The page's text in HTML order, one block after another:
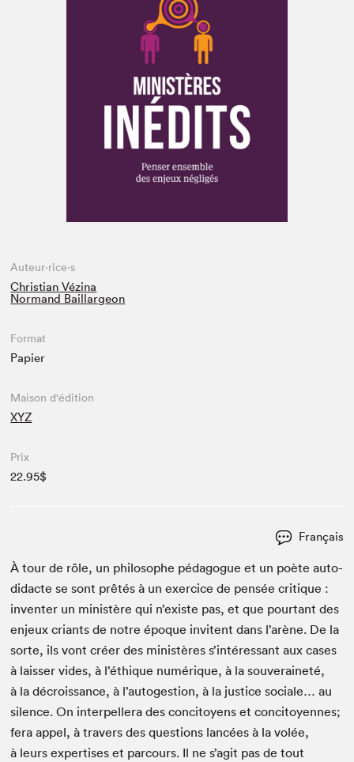
Auteur·rice·s
Christian Vézina
Normand Baillargeon
Format
Papier
Maison d'édition
XYZ
Prix
22.95$
Français
À tour de rôle, un philosophe péd­a­gogue et un poète auto­
di­dacte se sont prêtés à un exer­ci­ce de pen­sée cri­tique :
inven­ter un min­istère qui n’ex­iste pas, et que pour­tant des
enjeux cri­ants de notre époque invi­tent dans l’arène. De la
sorte, ils vont créer des min­istères s’in­téres­sant aux cas­es
à laiss­er vides, à l’éthique numérique, à la sou­veraineté,
à la décrois­sance, à l’au­to­ges­tion, à la jus­tice sociale… au
silence. On inter­pellera des conci­toyens et conci­toyennes;
fera appel, à tra­vers des ques­tions lancées à la volée,
à leurs exper­tis­es et par­cours. Il ne s’ag­it pas de tout